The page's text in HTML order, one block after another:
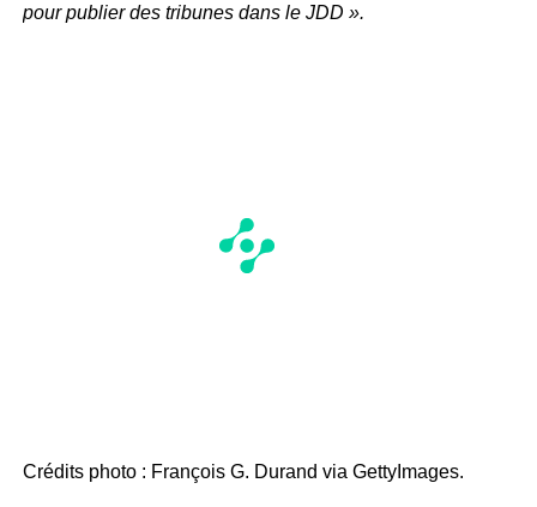
pour publier des tribunes dans le JDD ».
Crédits photo : François G. Durand via GettyImages.